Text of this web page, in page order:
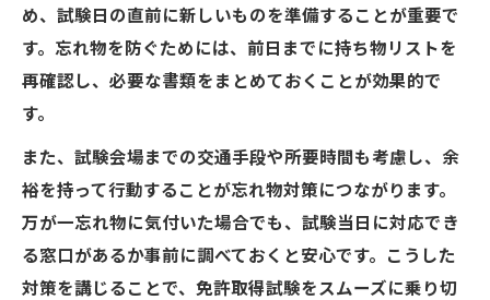
免許取得の筆記具や写真は忘れずに準備
当日慌てないための免許取得リスト作成法
免許取得時の服装や眼鏡の注意ポイント
免許取得を成功させる事前準備の極意
効率的に免許取得を進めるスケジュール管
理
め、試験日の直前に新しいものを準備することが重要で
す。忘れ物を防ぐためには、前日までに持ち物リストを
再確認し、必要な書類をまとめておくことが効果的で
す。
また、試験会場までの交通手段や所要時間も考慮し、余
裕を持って行動することが忘れ物対策につながります。
万が一忘れ物に気付いた場合でも、試験当日に対応でき
る窓口があるか事前に調べておくと安心です。こうした
対策を講じることで、免許取得試験をスムーズに乗り切